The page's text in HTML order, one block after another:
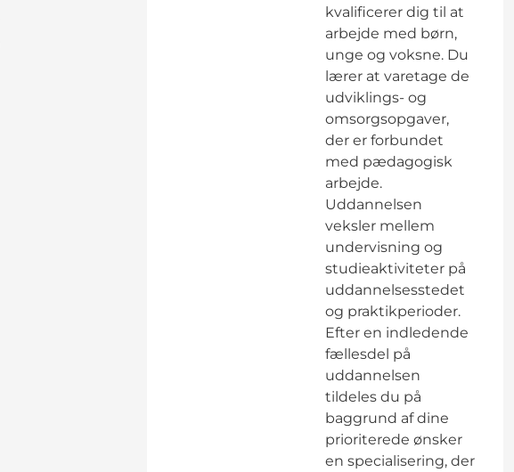
kvalificerer dig til at
arbejde med børn,
unge og voksne. Du
lærer at varetage de
udviklings- og
omsorgsopgaver,
der er forbundet
med pædagogisk
arbejde.
Uddannelsen
veksler mellem
undervisning og
studieaktiviteter på
uddannelsesstedet
og praktikperioder.
Efter en indledende
fællesdel på
uddannelsen
tildeles du på
baggrund af dine
prioriterede ønsker
en specialisering, der